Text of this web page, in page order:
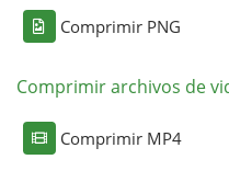
Comprimir PNG
Comprimir archivos de
Comprimir MP4